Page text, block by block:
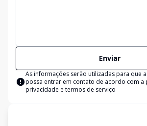
Enviar
As informações serão utilizadas para que
possa entrar em contato de acordo com a
privacidade e termos de serviço